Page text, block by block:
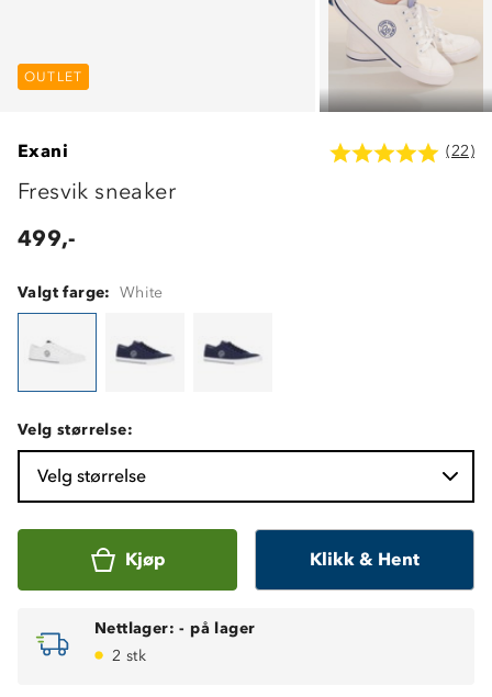
OUTLET
OUTLET
Exani (22)
Fresvik sneaker
499,-
Valgt farge: White
Velg størrelse:
Velg størrelse
Kjøp Klikk & Hent
Nettlager: - på lager
2 stk